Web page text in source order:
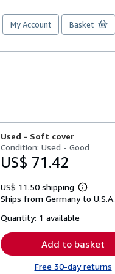
My Account Basket
Used - Soft cover
Condition: Used - Good
US$ 71.42
US$ 11.50 shipping
Learn
more
Ships from Germany to U.S.A.
Quantity: 1 available
Add to basket
Free 30-day returns